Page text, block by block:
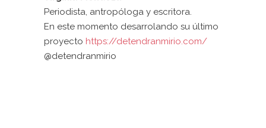
Periodista, antropóloga y escritora.
En este momento desarrolando su último
proyecto https://detendranmirio.com/
@detendranmirio